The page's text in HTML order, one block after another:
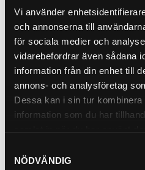
Vi använder
och annonserna till
för sociala medier och
vidarebefordrar även sådana
information från din enhet till
annons- och analysföretag
Dessa kan i sin tur
information som du har
NÖDVÄNDIG
Köp
Oljefilter